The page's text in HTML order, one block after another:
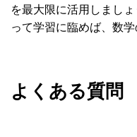
を最大限に活用しまし
って学習に臨めば、数
よくある質問